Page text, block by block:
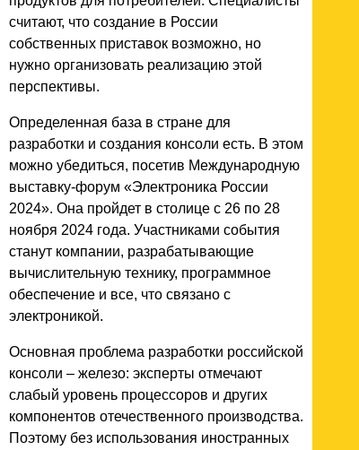
считают, что создание в России
собственных приставок возможно, но
нужно организовать реализацию этой
перспективы.
Определенная база в стране для
разработки и создания консоли есть. В этом
можно убедиться, посетив Международную
выставку-форум «Электроника России
2024». Она пройдет в столице с 26 по 28
ноября 2024 года. Участниками события
станут компании, разрабатывающие
вычислительную технику, программное
обеспечение и все, что связано с
электроникой.
Основная проблема разработки российской
консоли – железо: эксперты отмечают
слабый уровень процессоров и других
компонентов отечественного производства.
Поэтому без использования иностранных